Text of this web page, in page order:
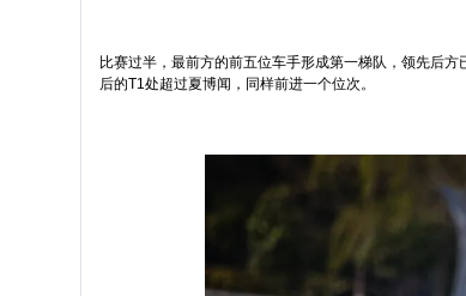
比赛过半，最前方的前五位车手形成第一梯队，领先后
后的T1处超过夏博闻，同样前进一个位次。